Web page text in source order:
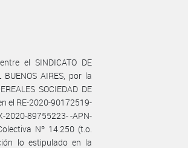
el SINDICATO DE
BUENOS AIRES, por la
SOCIEDAD DE
el RE-2020-90172519-
2020-89755223- -APN-
Nº 14.250 (t.o.
lo estipulado en la